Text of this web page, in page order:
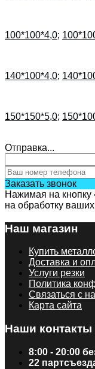
100*100*4,0;
140*100*4,0;
150*150*5,0;
Отправка...
Заказать звонок
Нажимая на кнопку
на обработку
Наш магазин
Купить
Доставка и
Услуги резки
Политика
Связаться с
Карта сайта
Наши контакты
8:00 - 20:00
22